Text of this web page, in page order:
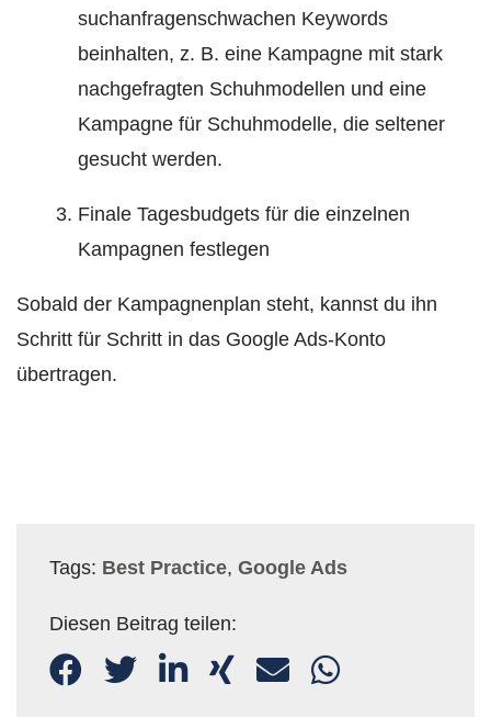
suchanfragenschwachen Keywords
beinhalten, z. B. eine Kampagne mit stark
nachgefragten Schuhmodellen und eine
Kampagne für Schuhmodelle, die seltener
gesucht werden.
Finale Tagesbudgets für die einzelnen
Kampagnen festlegen
Sobald der Kampagnenplan steht, kannst du ihn
Schritt für Schritt in das Google Ads-Konto
übertragen.
Tags: Best Practice, Google Ads
Diesen Beitrag teilen: